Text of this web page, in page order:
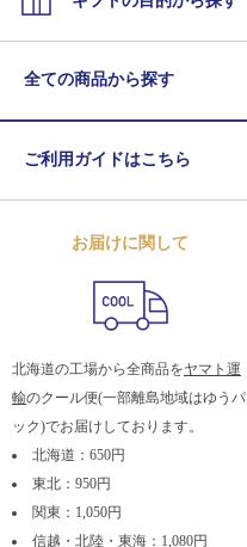
全ての商品から探す
ご利用ガイドはこちら
お届けに関して
北海道の工場から全商品をヤマト運
輸のクール便(一部離島地域はゆうパ
ック)でお届けしております。
北海道：650円
東北：950円
関東：1,050円
信越・北陸・東海：1,080円